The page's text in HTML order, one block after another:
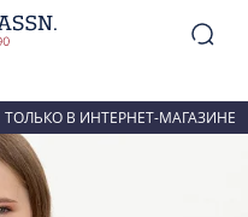
ТОЛЬКО В ИНТЕРНЕТ-МАГАЗИНЕ